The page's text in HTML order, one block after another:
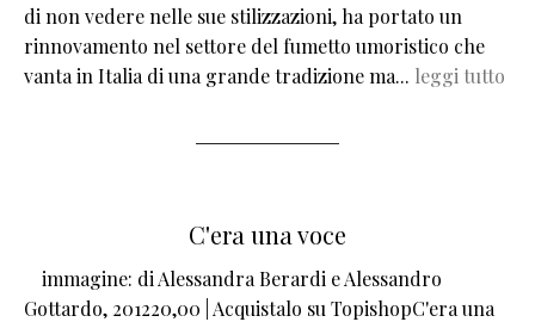
di non vedere nelle sue stilizzazioni, ha portato un
rinnovamento nel settore del fumetto umoristico che
vanta in Italia di una grande tradizione ma... leggi tutto
C'era una voce
immagine: di Alessandra Berardi e Alessandro
Gottardo, 201220,00 | Acquistalo su TopishopC'era una